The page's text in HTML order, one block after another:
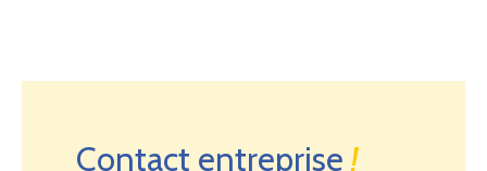
Contact entreprise!